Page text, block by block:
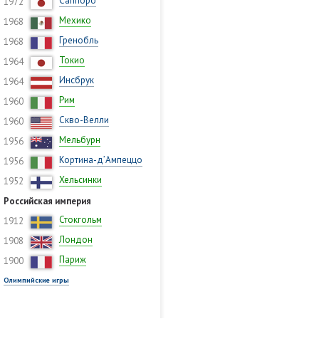
1968
Мехико
1968
Гренобль
1964
Токио
1964
Инсбрук
1960
Рим
1960
Скво-Велли
1956
Мельбурн
1956
Кортина-д’Ампеццо
1952
Хельсинки
Российская империя
1912
Стокгольм
1908
Лондон
1900
Париж
Олимпийские игры